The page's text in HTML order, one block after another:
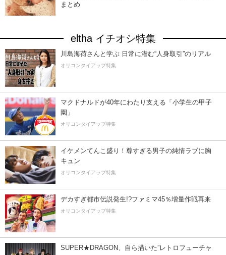
まとめ
eltha イチオシ特集
川島海荷さんと学ぶ 日常に潜む“人身取引”のリアル
オリコンタイアップ特集
マクドナルドが40年にわたり支える「小学生の甲子
園」
オリコンタイアップ特集
イケメンてんこ盛り！尊すぎる男子の純情ラブに胸
キュン
オリコンタイアップ特集
デカすぎ都市伝説発生!?ファミマ45％増量作戦再来
オリコンタイアップ特集
SUPER★DRAGON、自ら描いた”レトロフューチャ